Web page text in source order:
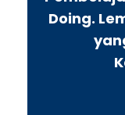
Doing.